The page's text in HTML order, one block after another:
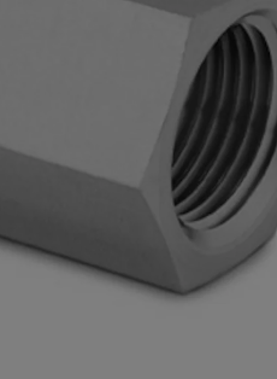
チューブ継
ューブ外径サイ
インチ・サイズ
NPTめねじ
型番： SS-1010-7-6